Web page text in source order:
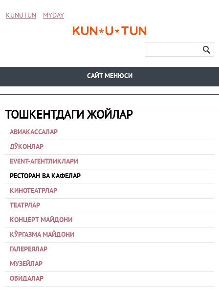
KUNUTUN MYDAY
CАЙТ МЕНЮСИ
ТОШКЕНТДАГИ ЖОЙЛАР
АВИАКАССАЛАР
ДЎКОНЛАР
EVENT-АГЕНТЛИКЛАРИ
РЕСТОРАН ВА КАФЕЛАР
КИНОТЕАТРЛАР
ТЕАТРЛАР
КОНЦЕРТ МАЙДОНИ
КЎРГАЗМА МАЙДОНИ
ГАЛЕРЕЯЛАР
МУЗЕЙЛАР
ОБИДАЛАР